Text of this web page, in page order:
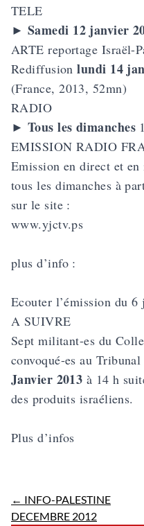
TELE
► Samedi 12 janvier
ARTE reportage Israël-
Rediffusionlundi 14
(France, 2013, 52mn)
RADIO
► Tous les dimanches
EMISSION RADIO
Emission en direct et en
tous les dimanches à
sur le site :
www.yjctv.ps
plus d’info :
Ecouter l’émission du 6
A SUIVRE
Sept militant-es du
convoqué-es au
Janvier 2013 à 14 h
des produits israéliens.
Plus d’infos
← INFO-PALESTINE
DECEMBRE 2012